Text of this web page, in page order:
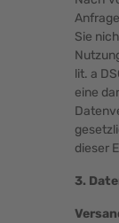
Sie
lit. a
eine
dieser
3.